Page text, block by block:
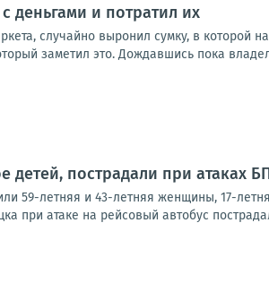
деньгами и потратил их
случайно выронил сумку, в которой
заметил это. Дождавшись пока
детей, пострадали при атаках
59-летняя и 43-летняя женщины, 17-
при атаке на рейсовый автобус